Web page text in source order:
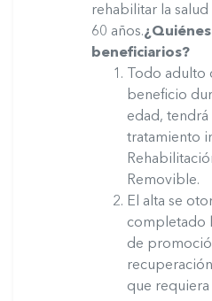
rehabilitar la
60 años.
beneficiarios?
Todo adulto
beneficio
edad, tendrá
tratamiento
Removible.
El alta se
completado
de
que